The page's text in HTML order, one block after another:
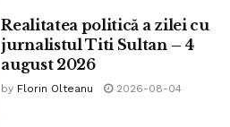
Realitatea politică a zilei cu
jurnalistul Titi Sultan – 4
august 2026
by Florin Olteanu 2026-08-04